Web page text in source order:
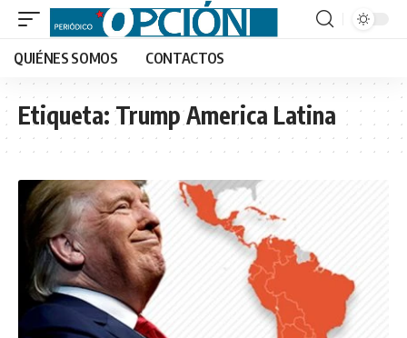
QUIÉNES SOMOS CONTACTOS
Etiqueta:Trump America Latina